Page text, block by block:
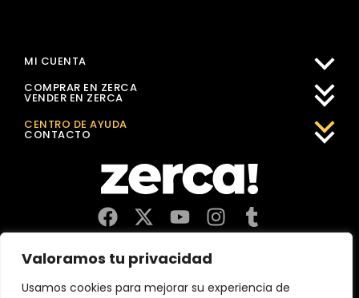
Valoramos tu privacidad
Usamos cookies para mejorar su experiencia de
Comercios, productores y distribuidores locales. Pagan
impuestos aquí, y dinamizan economía y empleo en tu
MI CUENTA
COMPRAR EN ZERCA
VENDER EN ZERCA
CENTRO DE AYUDA
CONTACTO